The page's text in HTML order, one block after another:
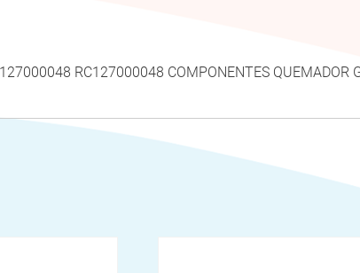
RC127000048 COMPONENTES QUEMADOR